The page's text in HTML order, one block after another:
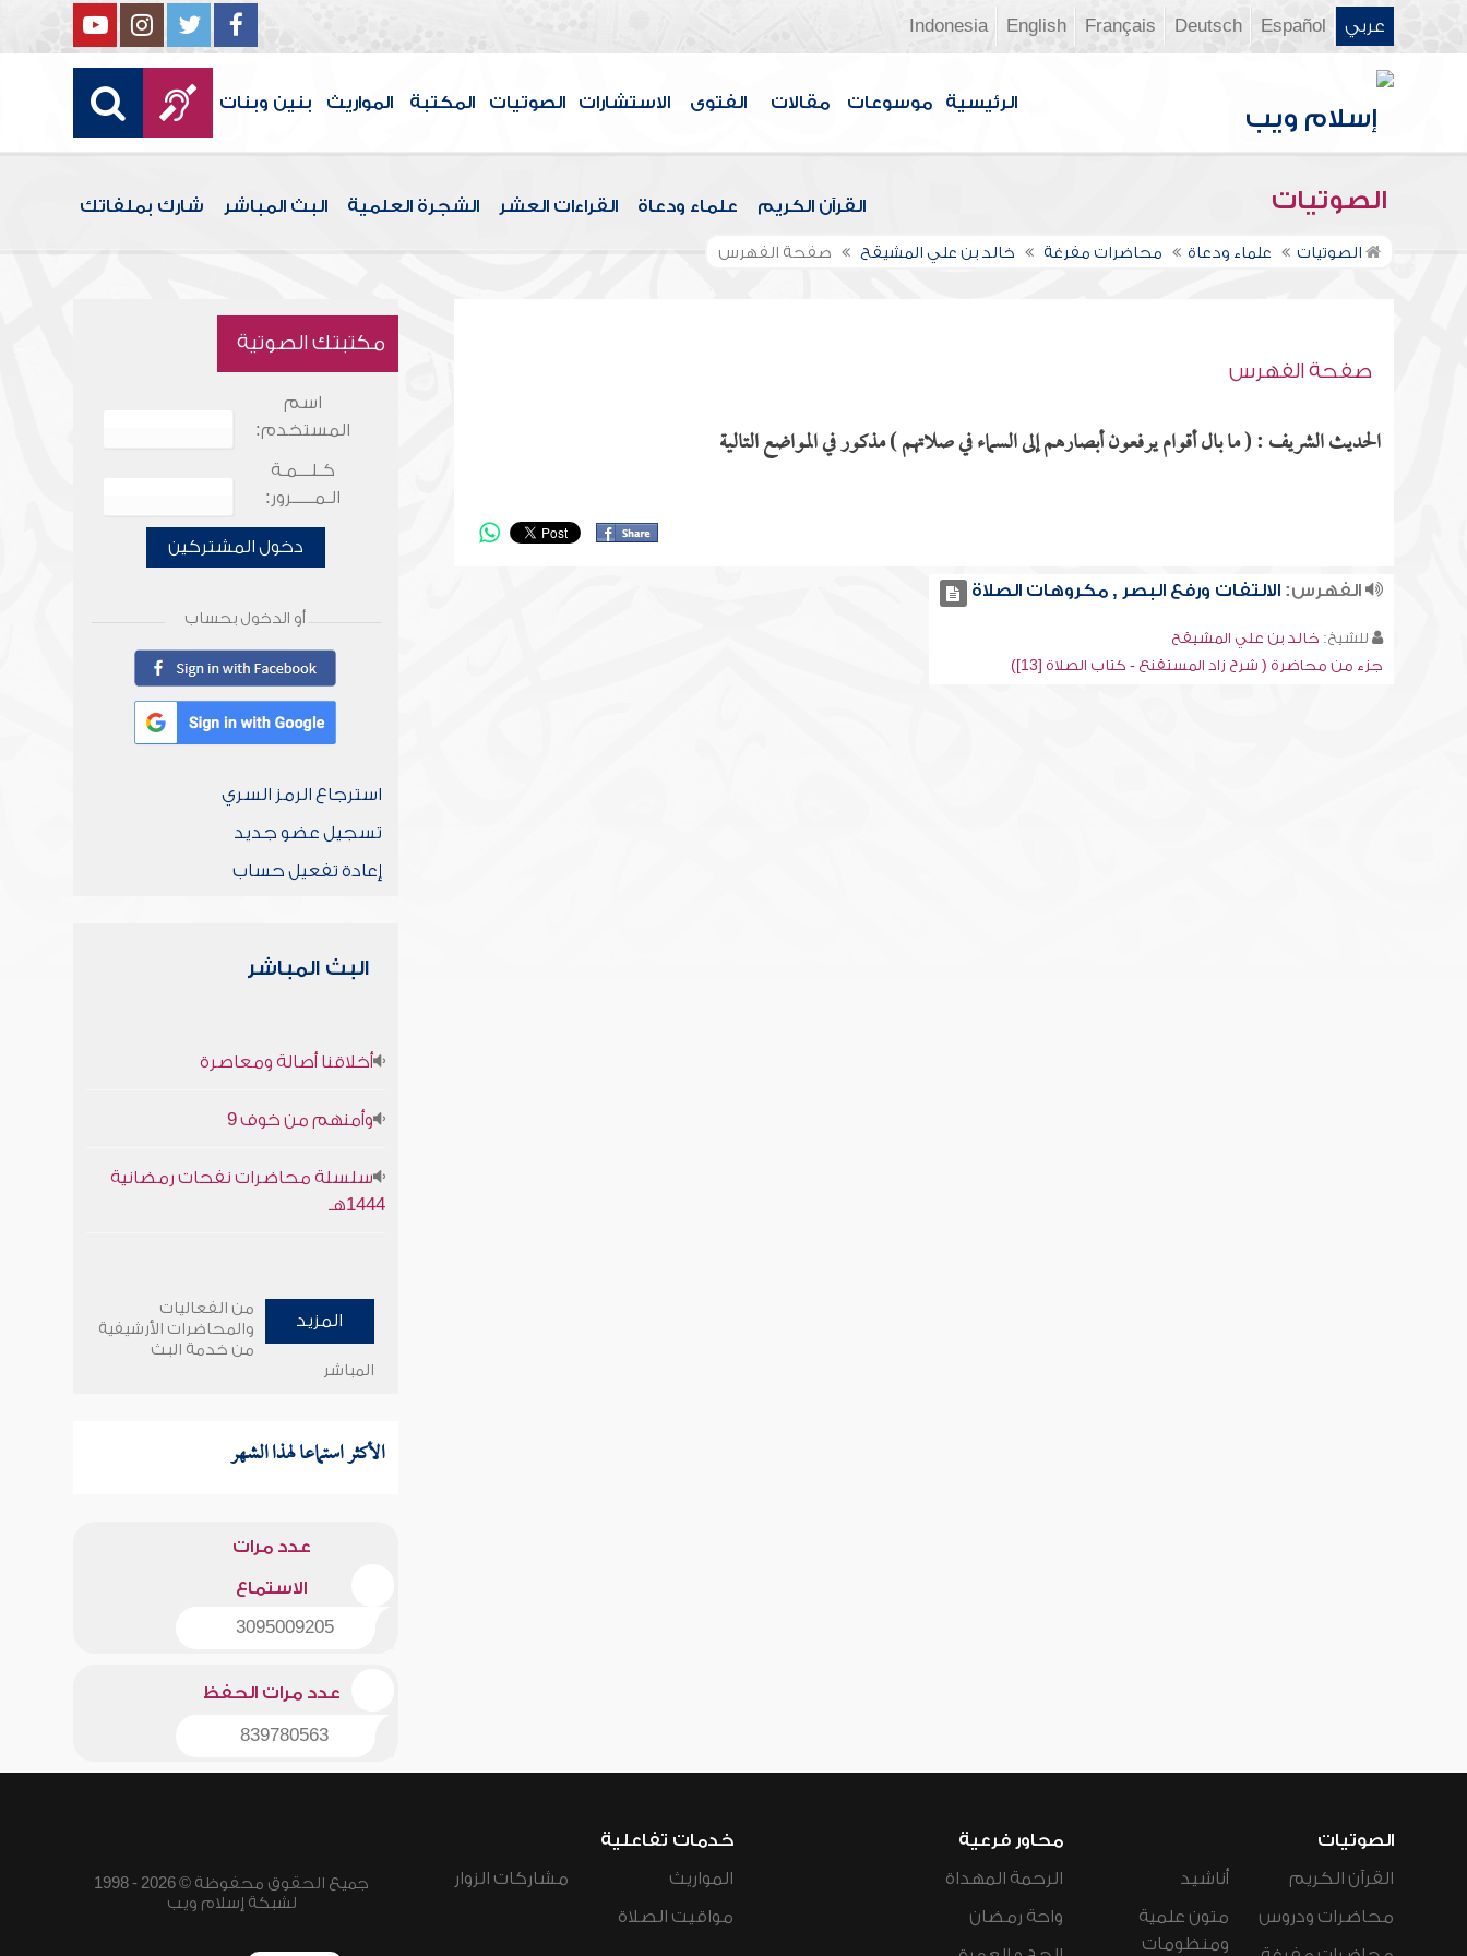
عربي Español
Deutsch
Français
English
Indonesia
الرئيسية موسوعات مقالات الفتوى الاستشارات الصوتيات المكتبة المواريث بنين وبنات
الصوتيات القرآن الكريم علماء ودعاة القراءات العشر الشجرة العلمية البث المباشر شارك بملفاتك
الصوتيات علماء ودعاة محاضرات مفرغة خالد بن علي المشيقح صفحة الفهرس
صفحة الفهرس
الحديث الشريف : ( ما بال أقوام يرفعون أبصارهم إلى السماء في صلاتهم ) مذكور في المواضع التالية
الفهرس:الالتفات ورفع البصر , مكروهات الصلاة
للشيخ: خالد بن علي المشيقح
جزء من محاضرة ( شرح زاد المستقنع - كتاب الصلاة [13])
مكتبتك الصوتية
اسم
المستخدم:
كـلـــمـة
الـمـــــرور:
دخول المشتركين
أو الدخول بحساب
استرجاع الرمز السري
تسجيل عضو جديد
إعادة تفعيل حساب
البث المباشر
أخلاقنا أصالة ومعاصرة
وأمنهم من خوف 9
سلسلة محاضرات نفحات رمضانية
1444هـ
المزيد
من الفعاليات
والمحاضرات الأرشيفية
من خدمة البث
المباشر
الأكثر استماعا لهذا الشهر
عدد مرات
الاستماع
3095009205
عدد مرات الحفظ
839780563
الصوتيات
القرآن الكريم
محاضرات ودروس
أناشيد
متون علمية
ومنظومات
محاور فرعية
الرحمة المهداة
واحة رمضان
خدمات تفاعلية
المواريث
مواقيت الصلاة
مشاركات الزوار
جميع الحقوق محفوظة © 2026 - 1998
لشبكة إسلام ويب